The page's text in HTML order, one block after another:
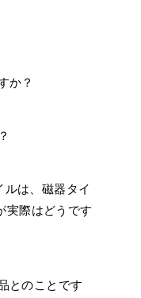
か？
は、磁器タイ
実際はどうです
とのことです